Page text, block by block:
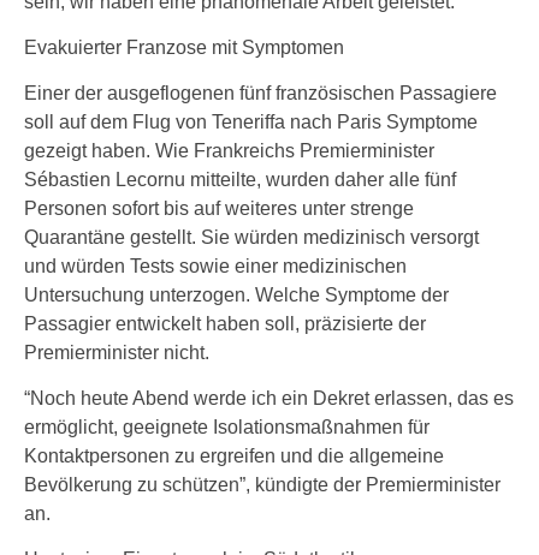
Evakuierter Franzose mit Symptomen
Einer der ausgeflogenen fünf französischen Passagiere
soll auf dem Flug von Teneriffa nach Paris Symptome
gezeigt haben. Wie Frankreichs Premierminister
Sébastien Lecornu mitteilte, wurden daher alle fünf
Personen sofort bis auf weiteres unter strenge
Quarantäne gestellt. Sie würden medizinisch versorgt
und würden Tests sowie einer medizinischen
Untersuchung unterzogen. Welche Symptome der
Passagier entwickelt haben soll, präzisierte der
Premierminister nicht.
“Noch heute Abend werde ich ein Dekret erlassen, das es
ermöglicht, geeignete Isolationsmaßnahmen für
Kontaktpersonen zu ergreifen und die allgemeine
Bevölkerung zu schützen”, kündigte der Premierminister
an.